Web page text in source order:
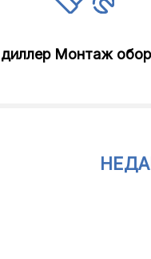
Монтаж